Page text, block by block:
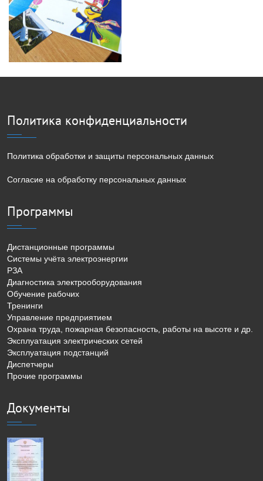
Политика конфиденциальности
Политика обработки и защиты персональных данных
Согласие на обработку персональных данных
Программы
Дистанционные программы
Системы учёта электроэнергии
РЗА
Диагностика электрооборудования
Обучение рабочих
Тренинги
Управление предприятием
Охрана труда, пожарная безопасность, работы на высоте и др.
Эксплуатация электрических сетей
Эксплуатация подстанций
Диспетчеры
Прочие программы
Документы